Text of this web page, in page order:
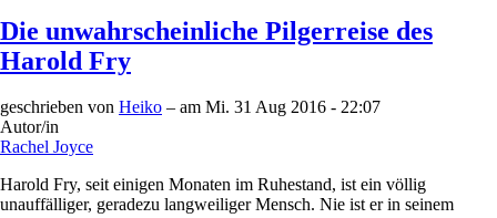
Die unwahrscheinliche Pilgerreise des
Harold Fry
geschrieben von Heiko – am Mi. 31 Aug 2016 - 22:07
Autor/in
Rachel Joyce
Harold Fry, seit einigen Monaten im Ruhestand, ist ein völlig
unauffälliger, geradezu langweiliger Mensch. Nie ist er in seinem